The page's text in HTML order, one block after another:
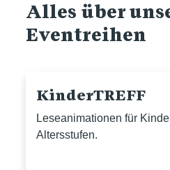
Alles über
Eventreihen
KinderTREFF
Leseanimationen für
Altersstufen.